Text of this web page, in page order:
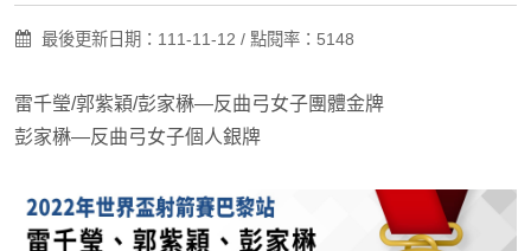
最後更新日期：111-11-12 / 點閱率：5148
雷千瑩/郭紫穎/彭家楙—反曲弓女子團體金牌
彭家楙—反曲弓女子個人銀牌